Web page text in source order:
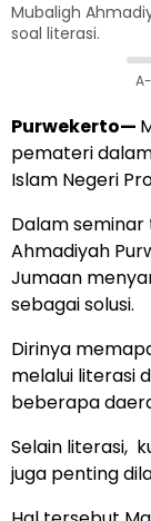
Mubaligh
soal literasi.
A-
Purwekerto—
pemateri
Islam Negeri
Dalam
Ahmadiyah
Jumaan
sebagai solusi.
Dirinya
melalui literasi
beberapa
Selain literasi,
juga penting